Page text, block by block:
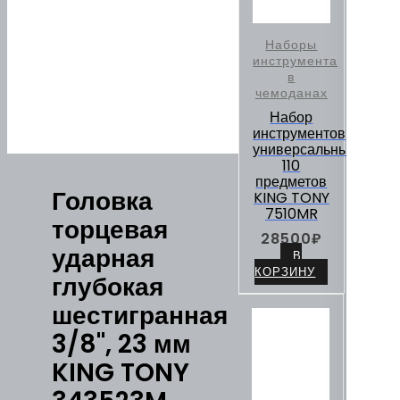
Головка
торцевая
ударная
глубокая
шестигранная
3/8", 23 мм
KING TONY
Наборы
инструмента
в
чемоданах
Набор
инструментов
универсальный,
110
предметов
KING TONY
7510MR
28500₽
В
КОРЗИНУ